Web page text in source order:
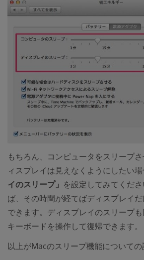
もちろん、コンピュータをスリープ
ィスプレイは見えなくようにしたい場
イのスリープ」 を設定してみてくだ
ば、その時間が経てばディスプレイ
できます。ディスプレイのスリープ
キーボードを操作して復帰できます。
以上がMacのスリープ機能についての